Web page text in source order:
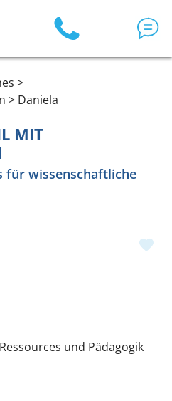
>
> Daniela
MIT
für wissenschaftliche
und Pädagogik